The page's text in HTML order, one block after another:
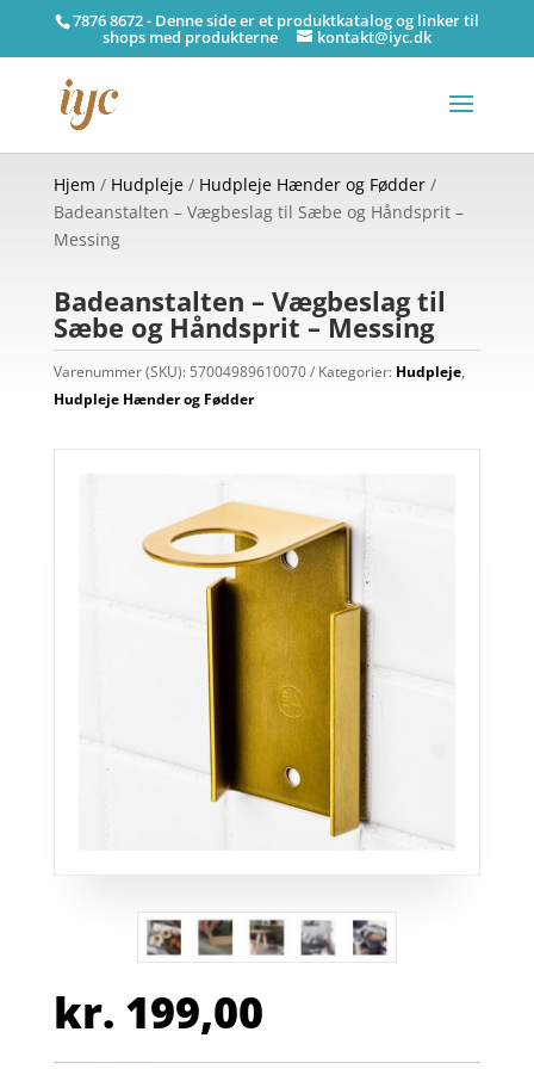
7876 8672 - Denne side er et produktkatalog og linker til
shops med produkterne kontakt@iyc.dk
Hjem / Hudpleje/ Hudpleje Hænder og Fødder/
Badeanstalten – Vægbeslag til Sæbe og Håndsprit –
Messing
Badeanstalten – Vægbeslag til
Sæbe og Håndsprit – Messing
Varenummer (SKU): 57004989610070 Kategorier: Hudpleje,
Hudpleje Hænder og Fødder
kr. 199,00